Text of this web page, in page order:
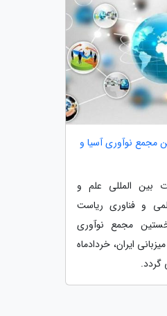
مجمع نوآوری آسیا و
بین المللی علم و
و فناوری ریاست
مجمع نوآوری
ایران، خردادماه
گردد.